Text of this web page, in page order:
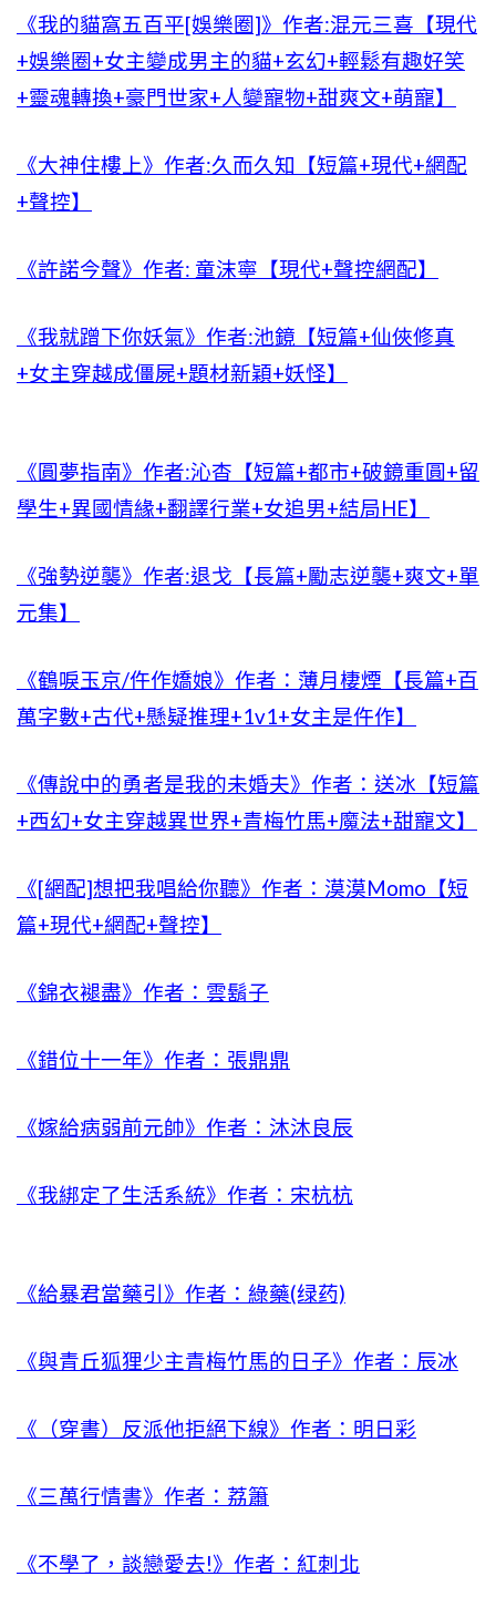
《我的貓窩五百平[娛樂圈]》作者:混元三喜【現代
+娛樂圈+女主變成男主的貓+玄幻+輕鬆有趣好笑
+靈魂轉換+豪門世家+人變寵物+甜爽文+萌寵】
《大神住樓上》作者:久而久知【短篇+現代+網配
+聲控】
《許諾今聲》作者: 童沫寧【現代+聲控網配】
《我就蹭下你妖氣》作者:池鏡【短篇+仙俠修真
+女主穿越成僵屍+題材新穎+妖怪】
《圓夢指南》作者:沁杳【短篇+都市+破鏡重圓+留
學生+異國情緣+翻譯行業+女追男+結局HE】
《強勢逆襲》作者:退戈【長篇+勵志逆襲+爽文+單
元集】
《鶴唳玉京/仵作嬌娘》作者：薄月棲煙【長篇+百
萬字數+古代+懸疑推理+1v1+女主是仵作】
《傳說中的勇者是我的未婚夫》作者：送冰【短篇
+西幻+女主穿越異世界+青梅竹馬+魔法+甜寵文】
《[網配]想把我唱給你聽》作者：漠漠Momo【短
篇+現代+網配+聲控】
《錦衣褪盡》作者：雲鬍子
《錯位十一年》作者：張鼎鼎
《嫁給病弱前元帥》作者：沐沐良辰
《我綁定了生活系統》作者：宋杭杭
《給暴君當藥引》作者：綠藥(绿药)
《與青丘狐狸少主青梅竹馬的日子》作者：辰冰
《（穿書）反派他拒絕下線》作者：明日彩
《三萬行情書》作者：荔簫
《不學了，談戀愛去!》作者：紅刺北